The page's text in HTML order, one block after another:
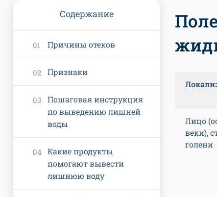
Лицо
веки),
голени
Содержание
Причины отеков
Признаки
Пошаговая инструкция
по выведению лишней
воды
Какие продукты
помогают вывести
лишнюю воду